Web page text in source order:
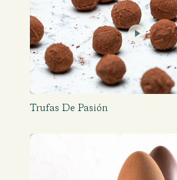
Trufas De Pasión